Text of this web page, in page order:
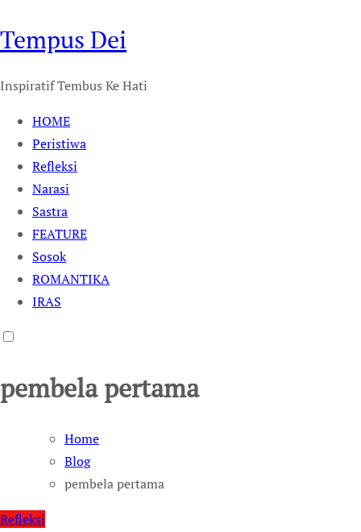
Tempus Dei
Inspiratif Tembus Ke Hati
HOME
Peristiwa
Refleksi
Narasi
Sastra
FEATURE
Sosok
ROMANTIKA
IRAS
pembela pertama
Home
Blog
pembela pertama
Refleksi